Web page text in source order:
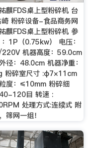
麒FDS桌上型粉碎机 台
粉碎设备-食品商务网
麒FDS桌上型粉碎机 参
1P（0.75kw） 电压：
机器高度：59.0cm
径：48.0cm 机器净重：
粉碎室尺寸 :φ7×11cm
度：≤10mm 粉碎细
120目 转速 :
处理方式:连续式 附
筛网一组！